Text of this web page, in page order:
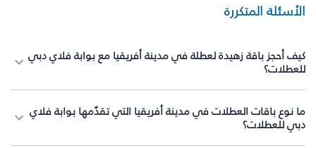
الأسئلة المتكررة
كيف أحجز باقة زهيدة لعطلة في مدينة أفريقيا مع بوابة فلاي دبي
للعطلات؟
ما نوع باقات العطلات في مدينة أفريقيا التي تقدّمها بوابة فلاي
دبي للعطلات؟